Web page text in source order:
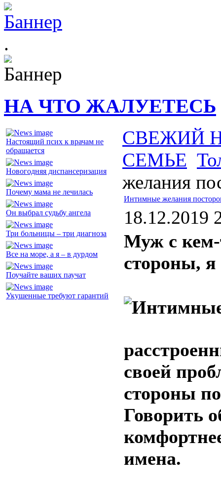
.
НА ЧТО ЖАЛУЕТЕСЬ
Настоящий псих к врачам не
обращается
Новогодняя диспансеризация
Почему мама не лечилась
Он выбрал судьбу ангела
Три больницы – три диагноза
Все на море, а я – в дурдом
Поучайте ваших паучат
Укушенные требуют гарантий
СВЕЖИЙ
СЕМЬЕ
желания
Интимные желания
18.12.2019
Муж с кем-
стороны, я
своей
стороны
Говорить
имена.